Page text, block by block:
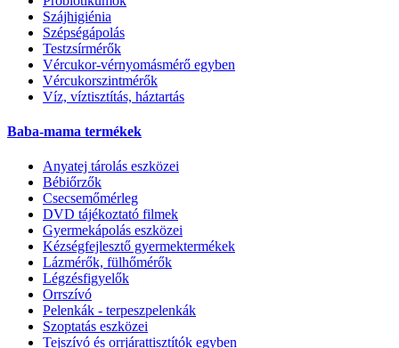
Szájhigiénia
Szépségápolás
Testzsírmérők
Vércukor-vérnyomásmérő egyben
Vércukorszintmérők
Víz, víztisztítás, háztartás
Baba-mama termékek
Anyatej tárolás eszközei
Bébiőrzők
Csecsemőmérleg
DVD tájékoztató filmek
Gyermekápolás eszközei
Kézségfejlesztő gyermektermékek
Lázmérők, fülhőmérők
Légzésfigyelők
Orrszívó
Pelenkák - terpeszpelenkák
Szoptatás eszközei
Tejszívó és orrjárattisztítók egyben